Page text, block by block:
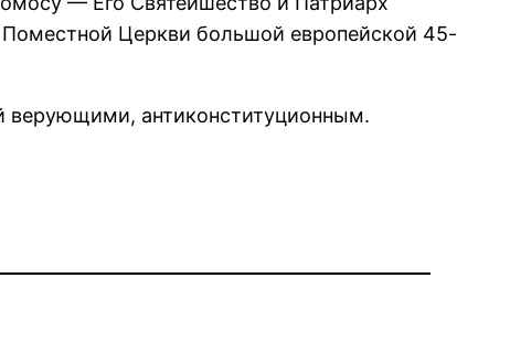
Церкви большой европейской 45-
верующими, антиконституционным.